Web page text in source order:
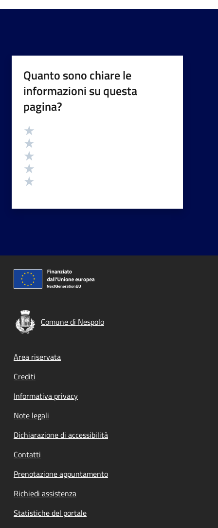
Quanto sono chiare le
informazioni su questa
pagina?
Valutazione
Comune di Nespolo
Footer menu
Area riservata
Crediti
Informativa privacy
Note legali
Dichiarazione di accessibilità
Contatti
Prenotazione appuntamento
Richiedi assistenza
Statistiche del portale